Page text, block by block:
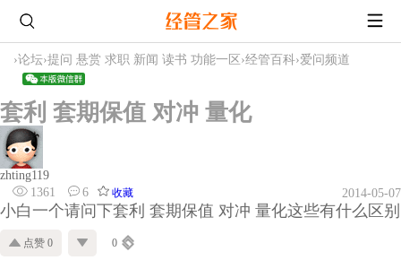
›论坛›提问 悬赏 求职 新闻 读书 功能一区 ›经管百科›爱问频道
套利 套期保值 对冲 量化
zhting119
1361
6 收藏 2014-05-07
小白一个请问下套利 套期保值 对冲 量化这些有什么区别
点赞 0 0